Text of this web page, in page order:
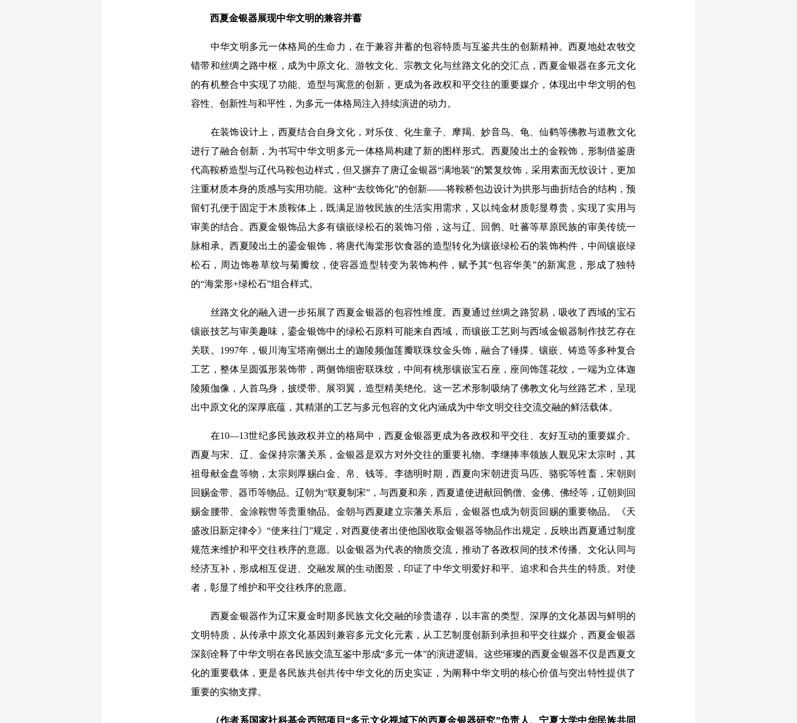
西夏金银器展现中华文明的兼容并蓄
中华文明多元一体格局的生命力，在于兼容并蓄的包容特质与互鉴共生的创新精神。西夏地处农牧交
错带和丝绸之路中枢，成为中原文化、游牧文化、宗教文化与丝路文化的交汇点，西夏金银器在多元文化
的有机整合中实现了功能、造型与寓意的创新，更成为各政权和平交往的重要媒介，体现出中华文明的包
容性、创新性与和平性，为多元一体格局注入持续演进的动力。
在装饰设计上，西夏结合自身文化，对乐伎、化生童子、摩羯、妙音鸟、龟、仙鹤等佛教与道教文化
进行了融合创新，为书写中华文明多元一体格局构建了新的图样形式。西夏陵出土的金鞍饰，形制借鉴唐
代高鞍桥造型与辽代马鞍包边样式，但又摒弃了唐辽金银器“满地装”的繁复纹饰，采用素面无纹设计，更加
注重材质本身的质感与实用功能。这种“去纹饰化”的创新——将鞍桥包边设计为拱形与曲折结合的结构，预
留钉孔便于固定于木质鞍体上，既满足游牧民族的生活实用需求，又以纯金材质彰显尊贵，实现了实用与
审美的结合。西夏金银饰品大多有镶嵌绿松石的装饰习俗，这与辽、回鹘、吐蕃等草原民族的审美传统一
脉相承。西夏陵出土的鎏金银饰，将唐代海棠形饮食器的造型转化为镶嵌绿松石的装饰构件，中间镶嵌绿
松石，周边饰卷草纹与菊瓣纹，使容器造型转变为装饰构件，赋予其“包容华美”的新寓意，形成了独特
的“海棠形+绿松石”组合样式。
丝路文化的融入进一步拓展了西夏金银器的包容性维度。西夏通过丝绸之路贸易，吸收了西域的宝石
镶嵌技艺与审美趣味，鎏金银饰中的绿松石原料可能来自西域，而镶嵌工艺则与西域金银器制作技艺存在
关联。1997年，银川海宝塔南侧出土的迦陵频伽莲瓣联珠纹金头饰，融合了锤揲、镶嵌、铸造等多种复合
工艺，整体呈圆弧形装饰带，两侧饰细密联珠纹，中间有桃形镶嵌宝石座，座间饰莲花纹，一端为立体迦
陵频伽像，人首鸟身，披绶带、展羽翼，造型精美绝伦。这一艺术形制吸纳了佛教文化与丝路艺术，呈现
出中原文化的深厚底蕴，其精湛的工艺与多元包容的文化内涵成为中华文明交往交流交融的鲜活载体。
在10—13世纪多民族政权并立的格局中，西夏金银器更成为各政权和平交往、友好互动的重要媒介。
西夏与宋、辽、金保持宗藩关系，金银器是双方对外交往的重要礼物。李继捧率领族人觐见宋太宗时，其
祖母献金盘等物，太宗则厚赐白金、帛、钱等。李德明时期，西夏向宋朝进贡马匹、骆驼等牲畜，宋朝则
回赐金带、器币等物品。辽朝为“联夏制宋”，与西夏和亲，西夏遣使进献回鹘僧、金佛、佛经等，辽朝则回
赐金腰带、金涂鞍辔等贵重物品。金朝与西夏建立宗藩关系后，金银器也成为朝贡回赐的重要物品。《天
盛改旧新定律令》“使来往门”规定，对西夏使者出使他国收取金银器等物品作出规定，反映出西夏通过制度
规范来维护和平交往秩序的意愿。以金银器为代表的物质交流，推动了各政权间的技术传播、文化认同与
经济互补，形成相互促进、交融发展的生动图景，印证了中华文明爱好和平、追求和合共生的特质。对使
者，彰显了维护和平交往秩序的意愿。
西夏金银器作为辽宋夏金时期多民族文化交融的珍贵遗存，以丰富的类型、深厚的文化基因与鲜明的
文明特质，从传承中原文化基因到兼容多元文化元素，从工艺制度创新到承担和平交往媒介，西夏金银器
深刻诠释了中华文明在各民族交流互鉴中形成“多元一体”的演进逻辑。这些璀璨的西夏金银器不仅是西夏文
化的重要载体，更是各民族共创共传中华文化的历史实证，为阐释中华文明的核心价值与突出特性提供了
重要的实物支撑。
（作者系国家社科基金西部项目“多元文化视域下的西夏金银器研究”负责人、宁夏大学中华民族共同